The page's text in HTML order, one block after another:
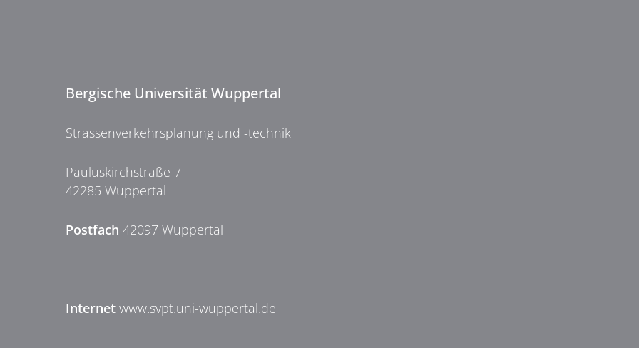
Bergische Universität Wuppertal
Strassenverkehrsplanung und -technik
Pauluskirchstraße 7
42285 Wuppertal
Postfach 42097 Wuppertal
Internet www.svpt.uni-wuppertal.de